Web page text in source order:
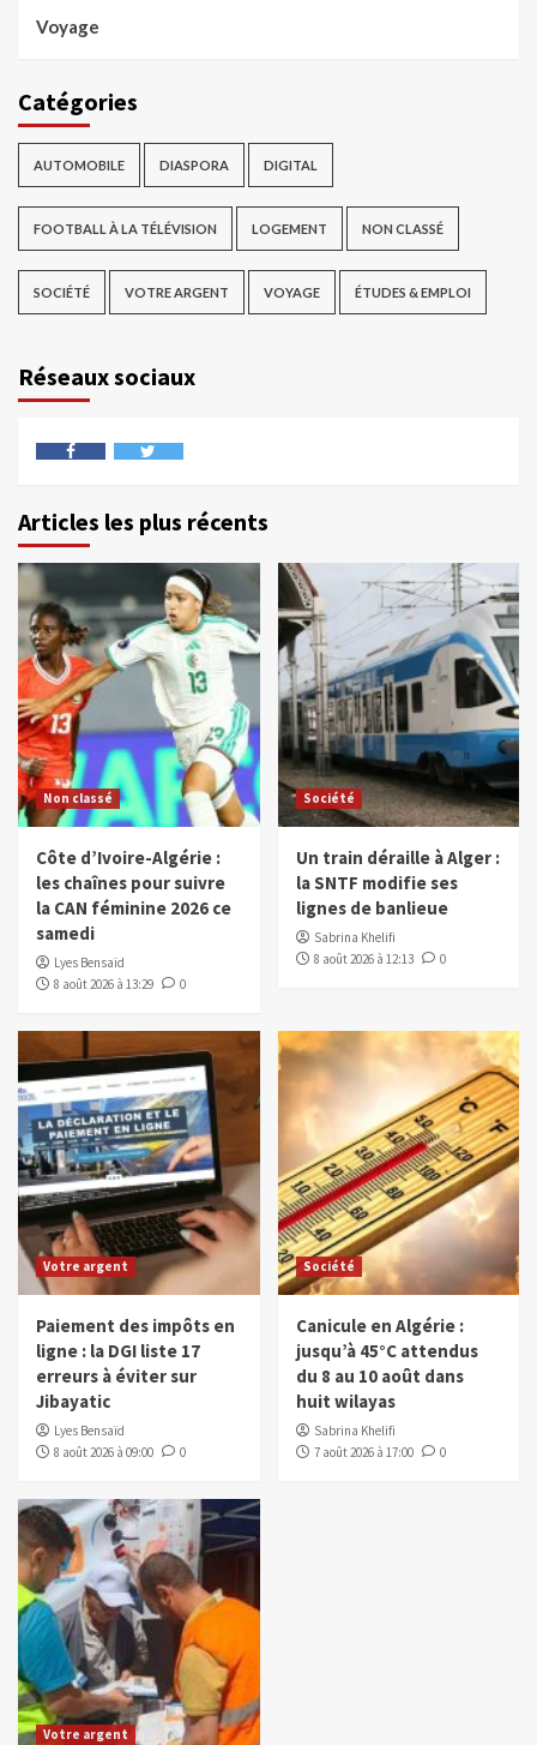
Voyage
Catégories
AUTOMOBILE DIASPORA DIGITAL
FOOTBALL À LA TÉLÉVISION LOGEMENT NON CLASSÉ
SOCIÉTÉ VOTRE ARGENT VOYAGE ÉTUDES & EMPLOI
Réseaux sociaux
Articles les plus récents
Non classé
Côte d’Ivoire-Algérie :
les chaînes pour suivre
la CAN féminine 2026 ce
samedi
Lyes Bensaïd
8 août 2026 à 13:29
0
Société
Un train déraille à Alger :
la SNTF modifie ses
lignes de banlieue
Sabrina Khelifi
8 août 2026 à 12:13
0
Votre argent
Paiement des impôts en
ligne : la DGI liste 17
erreurs à éviter sur
Jibayatic
Lyes Bensaïd
8 août 2026 à 09:00
0
Société
Canicule en Algérie :
jusqu’à 45°C attendus
du 8 au 10 août dans
huit wilayas
Sabrina Khelifi
7 août 2026 à 17:00
0
Votre argent